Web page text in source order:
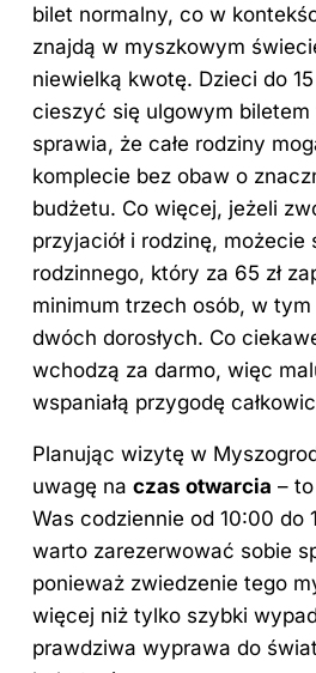
bilet normalny, co w
znajdą w myszkowym
niewielką kwotę. Dzieci do
cieszyć się ulgowym biletem
sprawia, że całe rodziny
komplecie bez obaw o
budżetu. Co więcej, jeżeli
przyjaciół i rodzinę,
rodzinnego, który za 65 zł
minimum trzech osób, w
dwóch dorosłych. Co
wchodzą za darmo, więc
wspaniałą przygodę
Planując wizytę w
uwagę na czas otwarcia –
Was codziennie od 10:00 do
warto zarezerwować sobie
ponieważ zwiedzenie tego
więcej niż tylko szybki
prawdziwa wyprawa do